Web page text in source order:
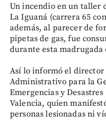
Un incendio en un taller
La Iguaná (carrera 65
además, al parecer de
pipetas de gas, fue
durante esta madrugada
Así lo informó el
Administrativo para la
Emergencias y
Valencia, quien
personas lesionadas ni